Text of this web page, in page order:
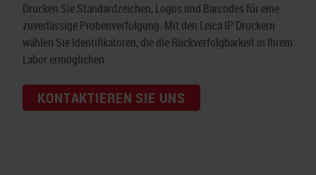
Drucken Sie Standardzeichen, Logos und Barcodes für eine
zuverlässige Probenverfolgung. Mit den Leica IP Druckern
wählen Sie Identifikatoren, die die Rückverfolgbarkeit in Ihrem
Labor ermöglichen.
KONTAKTIEREN SIE UNS